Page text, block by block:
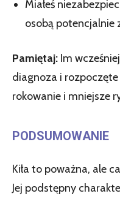
Miałeś
osobą potencjalnie
Pamiętaj: Im
diagnoza i
rokowanie i mniejsze
PODSUMOWANIE
Kiła to poważna, ale
Jej podstępny